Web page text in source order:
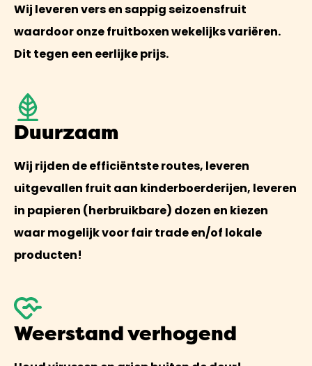
Wij leveren vers en sappig seizoensfruit
waardoor onze fruitboxen wekelijks variëren.
Dit tegen een eerlijke prijs.
Duurzaam
Wij rijden de efficiëntste routes, leveren
uitgevallen fruit aan kinderboerderijen, leveren
in papieren (herbruikbare) dozen en kiezen
waar mogelijk voor fair trade en/of lokale
producten!
Weerstand verhogend